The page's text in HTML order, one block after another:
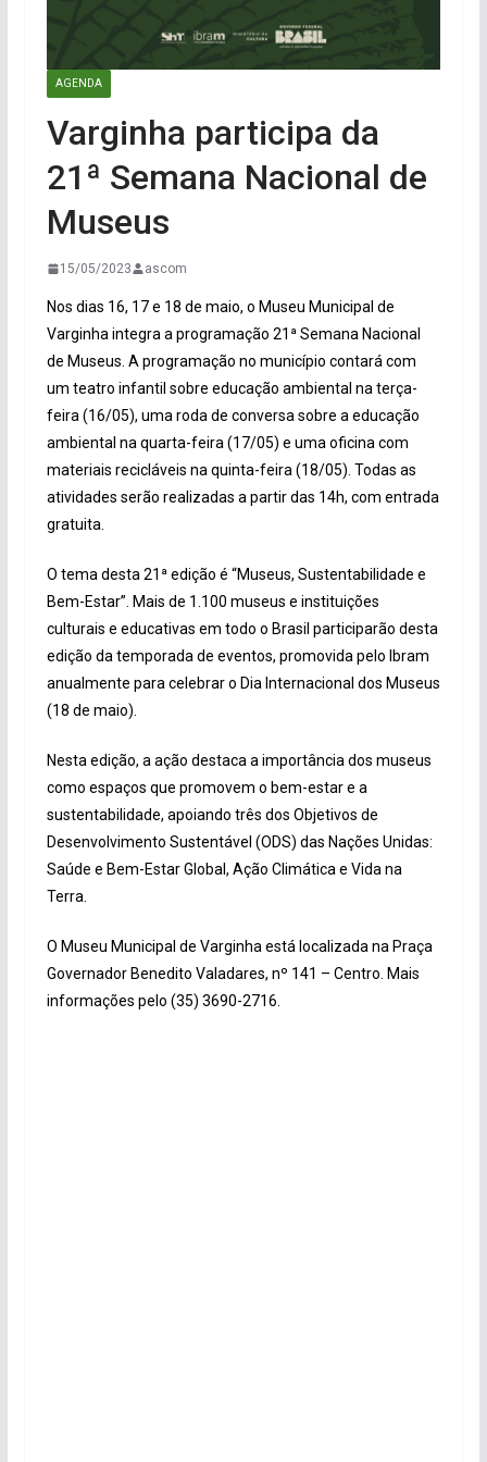
AGENDA
Varginha participa da
21ª Semana Nacional de
Museus
15/05/2023 ascom
Nos dias 16, 17 e 18 de maio, o Museu Municipal de
Varginha integra a programação 21ª Semana Nacional
de Museus. A programação no município contará com
um teatro infantil sobre educação ambiental na terça-
feira (16/05), uma roda de conversa sobre a educação
ambiental na quarta-feira (17/05) e uma oficina com
materiais recicláveis na quinta-feira (18/05). Todas as
atividades serão realizadas a partir das 14h, com entrada
gratuita.
O tema desta 21ª edição é “Museus, Sustentabilidade e
Bem-Estar”. Mais de 1.100 museus e instituições
culturais e educativas em todo o Brasil participarão desta
edição da temporada de eventos, promovida pelo Ibram
anualmente para celebrar o Dia Internacional dos Museus
(18 de maio).
Nesta edição, a ação destaca a importância dos museus
como espaços que promovem o bem-estar e a
sustentabilidade, apoiando três dos Objetivos de
Desenvolvimento Sustentável (ODS) das Nações Unidas:
Saúde e Bem-Estar Global, Ação Climática e Vida na
Terra.
O Museu Municipal de Varginha está localizada na Praça
Governador Benedito Valadares, nº 141 – Centro. Mais
informações pelo (35) 3690-2716.